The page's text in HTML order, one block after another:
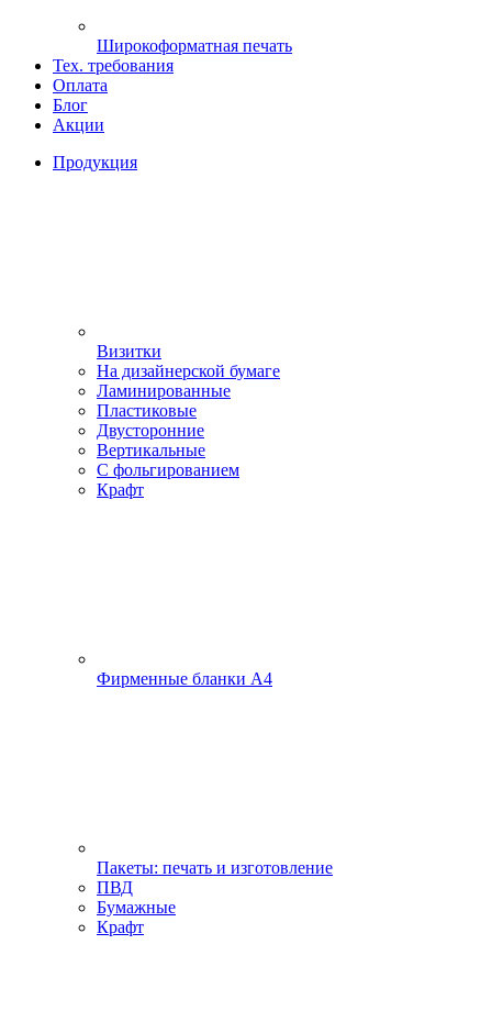
Широкоформатная печать
Тех. требования
Оплата
Блог
Акции
Продукция
Визитки
На дизайнерской бумаге
Ламинированные
Пластиковые
Двусторонние
Вертикальные
С фольгированием
Крафт
Фирменные бланки А4
Пакеты: печать и изготовление
ПВД
Бумажные
Крафт